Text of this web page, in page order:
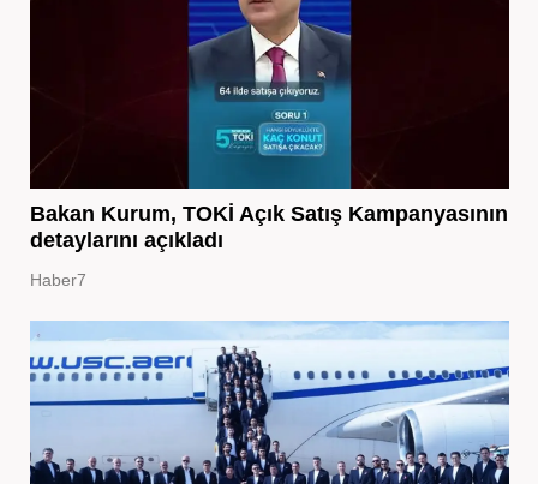
Bakan Kurum, TOKİ Açık Satış Kampanyasının
detaylarını açıkladı
Haber7